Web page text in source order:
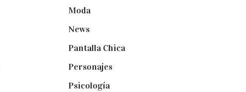
Moda(84)
News(24)
Pantalla Chica(22)
Personajes(9)
Psicología(60)